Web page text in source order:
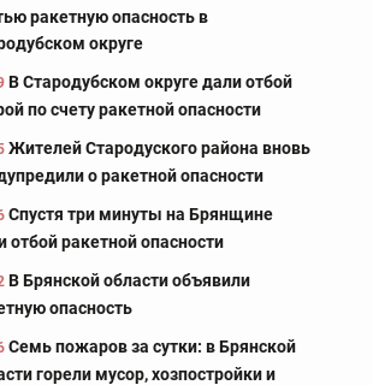
ракетную опасность в
округе
В Стародубском округе дали отбой
по счету ракетной опасности
Жителей Стародуского района вновь
о ракетной опасности
Спустя три минуты на Брянщине
отбой ракетной опасности
В Брянской области объявили
опасность
Семь пожаров за сутки: в Брянской
горели мусор, хозпостройки и